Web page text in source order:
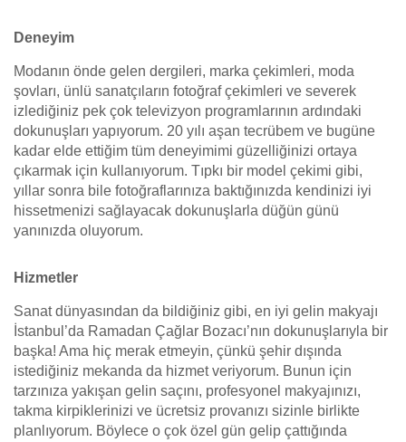
Deneyim
Modanın önde gelen dergileri, marka çekimleri, moda
şovları, ünlü sanatçıların fotoğraf çekimleri ve severek
izlediğiniz pek çok televizyon programlarının ardındaki
dokunuşları yapıyorum. 20 yılı aşan tecrübem ve bugüne
kadar elde ettiğim tüm deneyimimi güzelliğinizi ortaya
çıkarmak için kullanıyorum. Tıpkı bir model çekimi gibi,
yıllar sonra bile fotoğraflarınıza baktığınızda kendinizi iyi
hissetmenizi sağlayacak dokunuşlarla düğün günü
yanınızda oluyorum.
Hizmetler
Sanat dünyasından da bildiğiniz gibi, en iyi gelin makyajı
İstanbul’da Ramadan Çağlar Bozacı’nın dokunuşlarıyla bir
başka! Ama hiç merak etmeyin, çünkü şehir dışında
istediğiniz mekanda da hizmet veriyorum. Bunun için
tarzınıza yakışan gelin saçını, profesyonel makyajınızı,
takma kirpiklerinizi ve ücretsiz provanızı sizinle birlikte
planlıyorum. Böylece o çok özel gün gelip çattığında